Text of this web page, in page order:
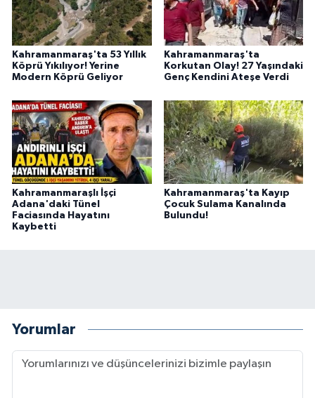
Kahramanmaraş'ta 53 Yıllık
Köprü Yıkılıyor! Yerine
Modern Köprü Geliyor
Kahramanmaraş'ta
Korkutan Olay! 27 Yaşındaki
Genç Kendini Ateşe Verdi
Kahramanmaraşlı İşçi
Adana'daki Tünel
Faciasında Hayatını
Kaybetti
Kahramanmaraş'ta Kayıp
Çocuk Sulama Kanalında
Bulundu!
Yorumlar